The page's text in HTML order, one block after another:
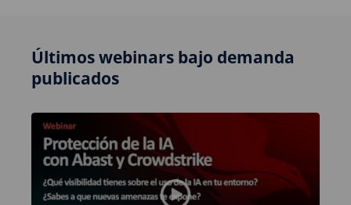
Últimos webinars bajo demanda
publicados